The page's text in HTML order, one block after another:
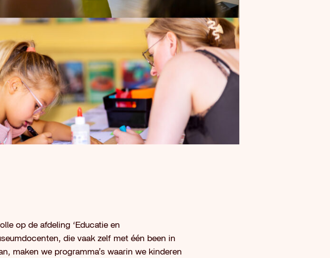
op de afdeling ‘Educatie en
die vaak zelf met één been in
maken we programma’s waarin we kinderen